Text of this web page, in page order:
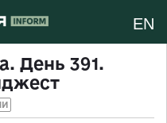
EN
День 391.